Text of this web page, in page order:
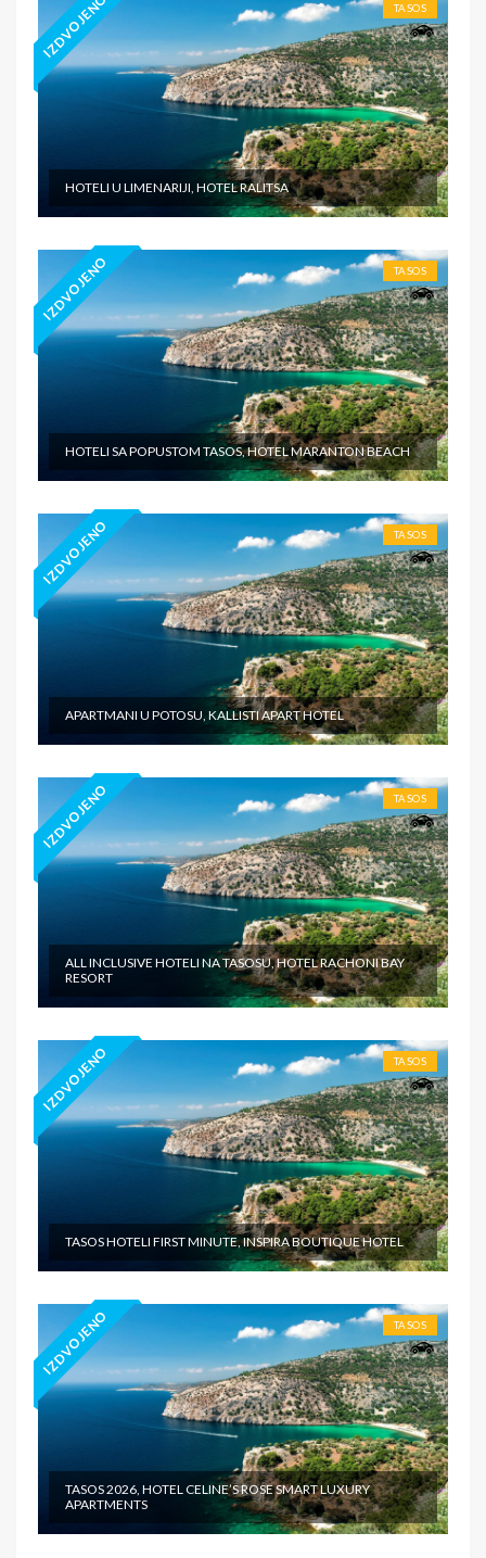
IZDVOJENO TASOS
HOTELI U LIMENARIJI, HOTEL RALITSA
IZDVOJENO TASOS
HOTELI SA POPUSTOM TASOS, HOTEL MARANTON BEACH
IZDVOJENO TASOS
APARTMANI U POTOSU, KALLISTI APART HOTEL
IZDVOJENO TASOS
ALL INCLUSIVE HOTELI NA TASOSU, HOTEL RACHONI BAY
RESORT
IZDVOJENO TASOS
TASOS HOTELI FIRST MINUTE, INSPIRA BOUTIQUE HOTEL
IZDVOJENO TASOS
TASOS 2026, HOTEL CELINE’S ROSE SMART LUXURY
APARTMENTS